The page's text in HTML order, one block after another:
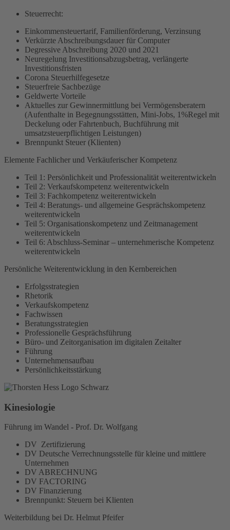
Steuerrecht:
Einkommensteuertarif, Familienförderung, Verzinsung
Verkürzte Abschreibungsdauer für Computer
Degressive Abschreibung 2020 und 2021
Neuregelung Investitionsabzugsbetrag, verlängerte
Investitionsfristen
Corona Steuerhilfegesetze
Steuerfreie Sachbezüge
Geldwerte Vorteile
Aktuelles zur Gewinnermittlung bei Vermögensberatern
(Aufenthalte in Begegnungsstätten, Mini-Jobs, 1%Regel mit
Deckelung oder Fahrtenbuch, Buchführung mit
umsatzsteuerpflichtigen Leistungen)
Brennpunkt Steuer (Klienten)
Elemente Fachlicher und Verkäuferischer Kompetenz
Teil 1: Persönlichkeit und Professionalität weiterentwickeln
Teil 2: Verkaufskompetenz weiterentwickeln
Teil 3: Fachkompetenz weiterentwickeln
Teil 4: Beratungs- und allgemeine Gesprächskompetenz
weiterentwickeln
Teil 5: Organisationskompetenz und Zeitmanagement
weiterentwickeln
Teil 6: Abschluss-Seminar – unternehmerische Kompetenz
weiterentwickeln
Persönliche Weiterentwicklung in den Kernbereichen
Erfolgsstrategien
Rhetorik
Verkaufskompetenz
Fachwissen
Beratungsstrategien
Professionelle Gesprächsführung
Büro- und Zeitorganisation im digitalen Zeitalter
Führung
Unternehmensaufbau
Persönlichkeitsstärkung
Kinesiologie
Führung im Wandel - Prof. Dr. Wolfgang
DV Zertifizierung
DV Deutsche Verrechnungsstelle für kleine und mittlere
Unternehmen
DV ABRECHNUNG
DV FACTORING
DV Finanzierung
Brennpunkt: Steuern bei Klienten
Weiterbildung bei Dr. Helmut Pfeifer